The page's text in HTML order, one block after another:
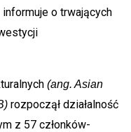
o trwających
(ang. Asian
rozpoczął działalność
z 57 członków-